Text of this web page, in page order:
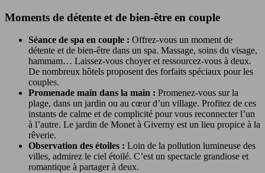
Moments de détente et de bien-être en couple
Séance de spa en couple : Offrez-vous un moment de
détente et de bien-être dans un spa. Massage, soins du visage,
hammam… Laissez-vous choyer et ressourcez-vous à deux.
De nombreux hôtels proposent des forfaits spéciaux pour les
couples.
Promenade main dans la main : Promenez-vous sur la
plage, dans un jardin ou au cœur d’un village. Profitez de ces
instants de calme et de complicité pour vous reconnecter l’un
à l’autre. Le jardin de Monet à Giverny est un lieu propice à la
rêverie.
Observation des étoiles : Loin de la pollution lumineuse des
villes, admirez le ciel étoilé. C’est un spectacle grandiose et
romantique à partager à deux.